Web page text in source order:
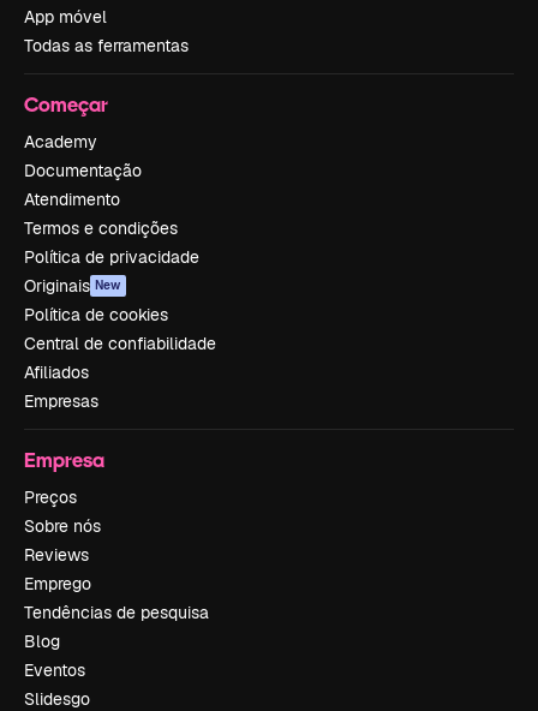
App móvel
Todas as ferramentas
Começar
Academy
Documentação
Atendimento
Termos e condições
Política de privacidade
Originais New
Política de cookies
Central de confiabilidade
Afiliados
Empresas
Empresa
Preços
Sobre nós
Reviews
Emprego
Tendências de pesquisa
Blog
Eventos
Slidesgo